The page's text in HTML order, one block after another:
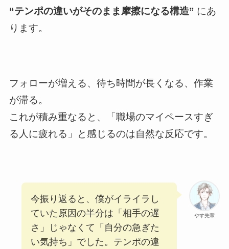
“テンポの違いがそのまま摩擦になる構造” にあ
ります。
フォローが増える、待ち時間が長くなる、作業
が滞る。
これが積み重なると、「職場のマイペースすぎ
る人に疲れる」と感じるのは自然な反応です。
やす先輩
今振り返ると、僕がイライラし
ていた原因の半分は「相手の遅
さ」じゃなくて「自分の急ぎた
い気持ち」でした。テンポの違